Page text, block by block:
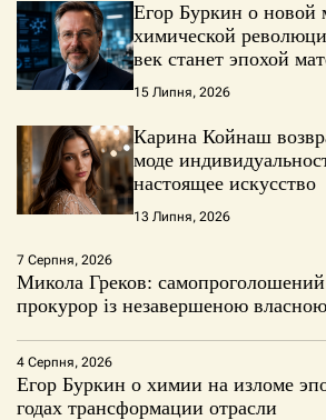
Егор Буркин о новой
химической
век станет эпохой
искусственного
глобальной борьбы за
15 Липня, 2026
Карина Койнаш
моде
настоящее искусство
13 Липня, 2026
7 Серпня, 2026
Микола Греков:
прокурор із незавершеною
4 Серпня, 2026
Егор Буркин о химии на изломе
годах трансформации отрасли